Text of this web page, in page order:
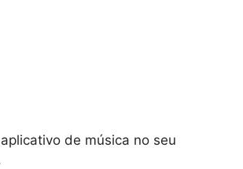
de música no seu